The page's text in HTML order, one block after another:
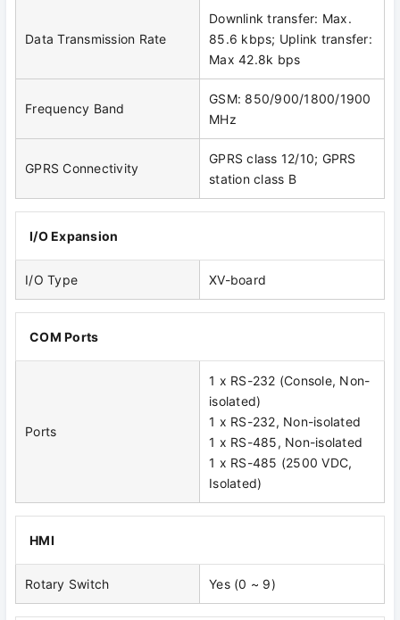
Data Transmission Rate
Downlink transfer: Max.
85.6 kbps; Uplink transfer:
Max 42.8k bps
Frequency Band
GSM: 850/900/1800/1900
MHz
GPRS Connectivity
GPRS class 12/10; GPRS
station class B
I/O Expansion
I/O Type XV-board
COM Ports
Ports
1 x RS-232 (Console, Non-
isolated)
1 x RS-232, Non-isolated
1 x RS-485, Non-isolated
1 x RS-485 (2500 VDC,
Isolated)
HMI
Rotary Switch Yes (0 ~ 9)